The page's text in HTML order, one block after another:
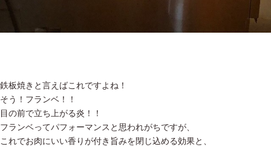
鉄板焼きと言えばこれですよね！
そう！フランベ！！
目の前で立ち上がる炎！！
フランベってパフォーマンスと思われがちですが、
これでお肉にいい香りが付き旨みを閉じ込める効果と、